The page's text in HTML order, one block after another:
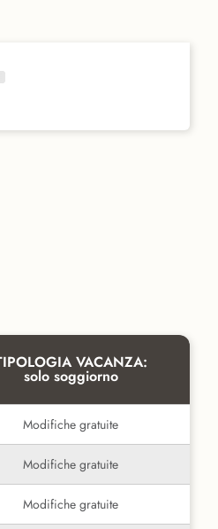
VACANZA:
solo soggiorno
Modifiche gratuite
Modifiche gratuite
Modifiche gratuite